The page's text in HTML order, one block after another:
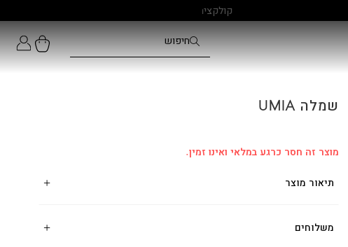
שמלה UMIA
מוצר זה חסר כרגע במלאי ואינו זמין.
תיאור מוצר
משלוחים